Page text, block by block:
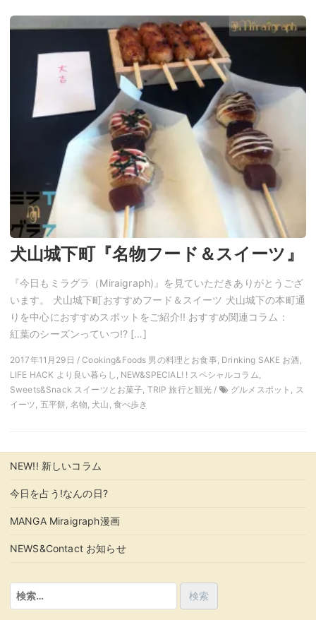
犬山城下町『名物フード＆スイーツ』
『今日もミラグラ（Miraigraph)』を見ていただきありがとうござ
います。 犬山城下町おすすめフード＆スイーツ 犬山城下の本町通
りを中心におすすめスポットをご紹介!! おすすめ関連コラム：
紅葉のシーズンっていつ!? […]
2017年11月29日 / Cooking&Foods 男の料理とお食事, Drinking SAKE お酒,
LIFE HACK より良い暮らし, NEW&SPECIAL! ! スペシャルコラム,
Sweets&Snack スイーツとお菓子, TRIP 旅行と観光 /
グルメスポット, ス
イーツ, 五平餅, 名物, 犬山, 食べ歩き
NEW!! 新しいコラム
今日を占う!なんの日?
MANGA Miraigraph漫画
NEWS&Contact お知らせ
検
索: